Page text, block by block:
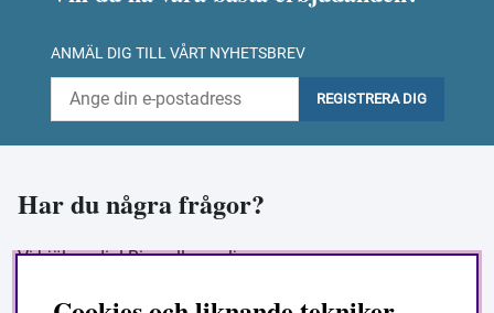
ANMÄL DIG TILL VÅRT NYHETSBREV
REGISTRERA DIG
Har du några frågor?
Vi hjälper dig! Ring eller melja oss.